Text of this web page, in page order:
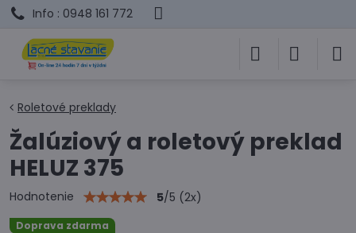
Info : 0948 161 772
Doprava zdarma
Roletové preklady
Žalúziový a roletový preklad
HELUZ 375
Hodnotenie 5/5 (2x)